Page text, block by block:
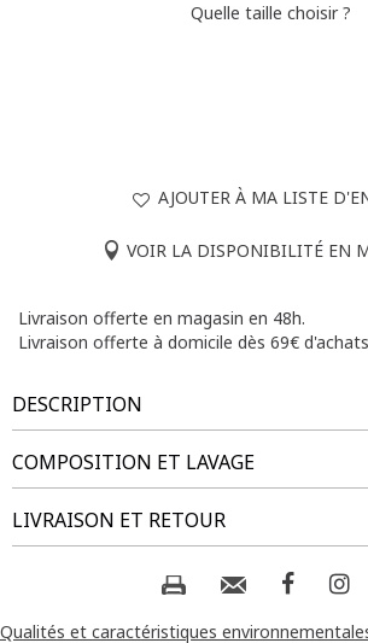
Quelle taille choisir ?
AJOUTER À MA LISTE
VOIR LA DISPONIBILITÉ EN
Livraison offerte en magasin en 48h.
Livraison offerte à domicile dès 69€
DESCRIPTION
T-shirt à manches courtes avec col en V.
Boutons décoratifs sur les épaules. Tissu
texture légèrement côtelée. Longueur :
Notre mannequin Delia mesure 1m71 et
COMPOSITION ET LAVAGE
Tissu principal : 90% POLYESTER, 10%
Composition et lavage :
LIVRAISON ET RETOUR
NOS MODES DE LIVRAISON
Livraison Magasin :
Qualités et caractéristiques